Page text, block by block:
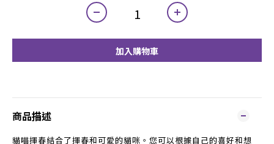
加入購物車
商品描述
貓喵揮春結合了揮春和可愛的貓咪。您可以根據自己的喜好和想